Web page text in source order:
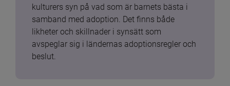
kulturers syn på vad som är barnets bästa i
samband med adoption. Det finns både
likheter och skillnader i synsätt som
avspeglar sig i ländernas adoptionsregler och
beslut.